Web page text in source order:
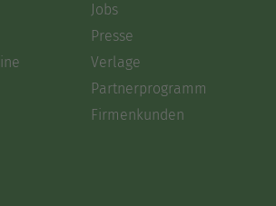
Jobs
Presse
Verlage
Partnerprogramm
Firmenkunden